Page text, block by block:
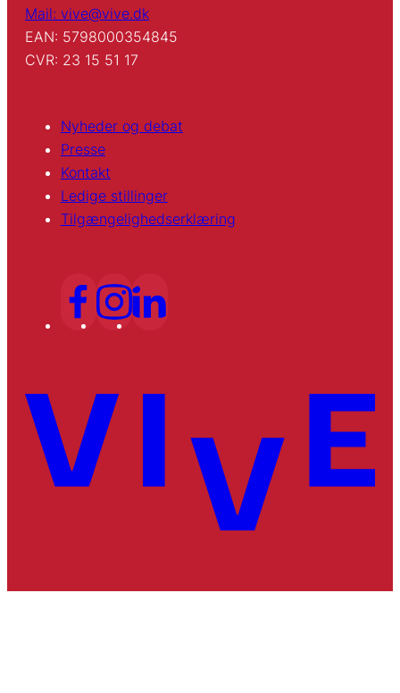
Mail: vive@vive.dk
EAN: 5798000354845
CVR: 23 15 51 17
Nyheder og debat
Presse
Kontakt
Ledige stillinger
Tilgængelighedserklæring